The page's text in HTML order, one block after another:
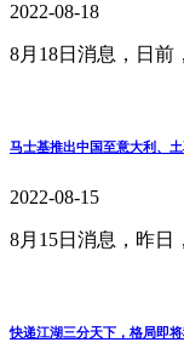
2022-08-18
8月18日消息，日
马士基推出中国至意大利、
2022-08-15
8月15日消息，昨日
快递江湖三分天下，格局即